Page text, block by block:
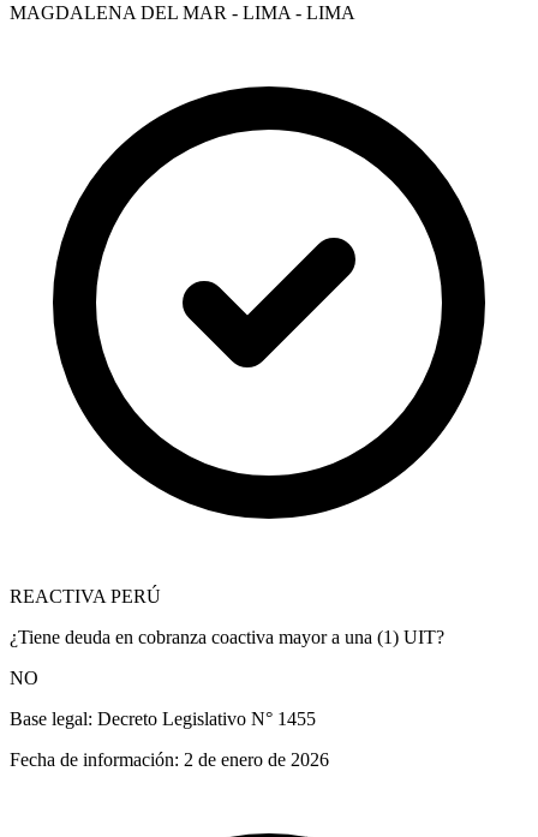
MAGDALENA DEL MAR - LIMA - LIMA
REACTIVA PERÚ
¿Tiene deuda en cobranza coactiva mayor a una (1) UIT?
NO
Base legal: Decreto Legislativo N° 1455
Fecha de información: 2 de enero de 2026